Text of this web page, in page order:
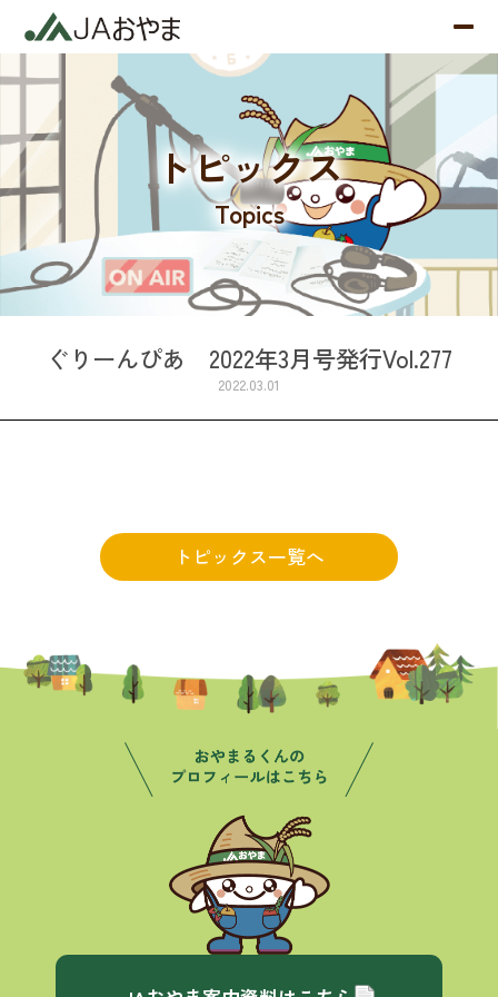
トピックス
Topics
ぐりーんぴあ 2022年3月号発行Vol.277
2022.03.01
トピックス一覧へ